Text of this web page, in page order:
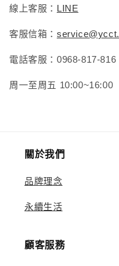
線上客服： LINE
客服信箱：
電話客服：0968-817-816
周一至周五 10:00~16:00
關於我們
品牌理念
永續生活
顧客服務